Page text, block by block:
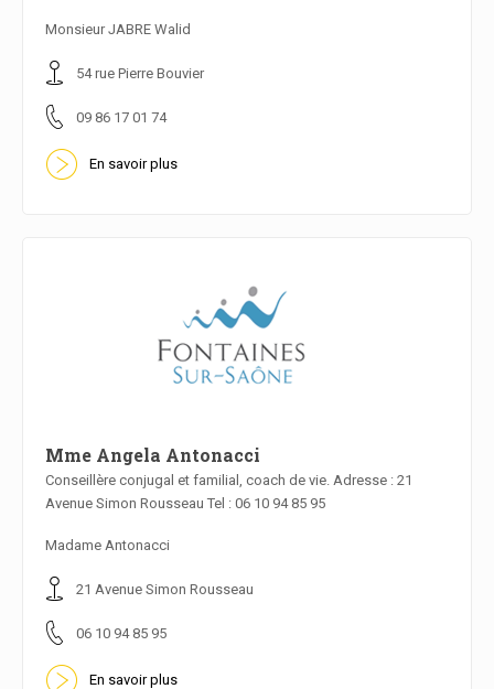
Monsieur JABRE Walid
54 rue Pierre Bouvier
09 86 17 01 74
En savoir plus
Mme Angela Antonacci
Conseillère conjugal et familial, coach de vie. Adresse : 21
Avenue Simon Rousseau Tel : 06 10 94 85 95
Madame Antonacci
21 Avenue Simon Rousseau
06 10 94 85 95
En savoir plus